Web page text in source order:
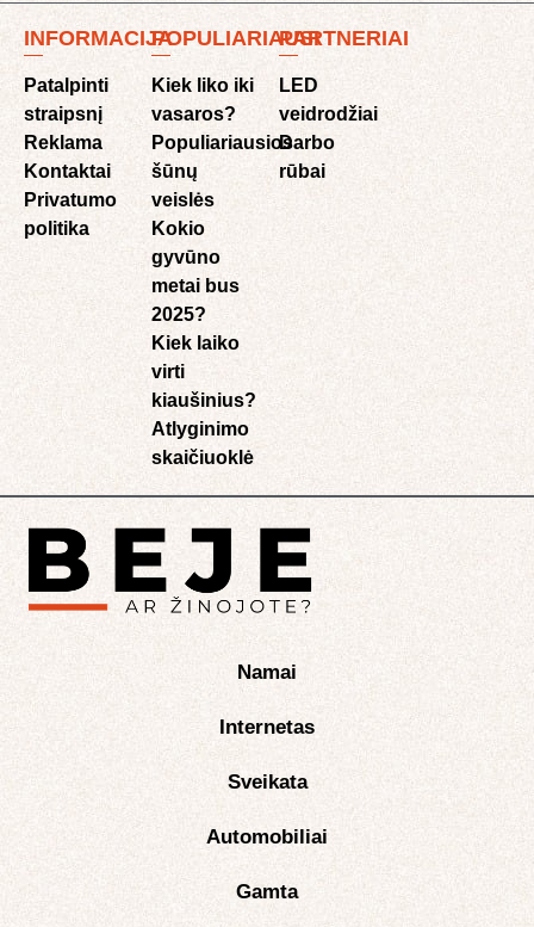
INFORMACIJA
Patalpinti
straipsnį
Reklama
Kontaktai
Privatumo
politika
POPULIARIAUSI
Kiek liko iki
vasaros?
Populiariausios
šūnų
veislės
Kokio
gyvūno
metai bus
2025?
Kiek laiko
virti
kiaušinius?
Atlyginimo
skaičiuoklė​
PARTNERIAI
LED
veidrodžiai
Darbo
rūbai
Namai
Internetas
Sveikata
Automobiliai
Gamta